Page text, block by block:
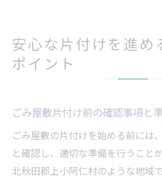
安心な片付けを進め
ポイント
ごみ屋敷片付け前の確認事項と
ごみ屋敷の片付けを始める前には
と確認し、適切な準備を行うこと
北秋田郡上小阿仁村のような地域